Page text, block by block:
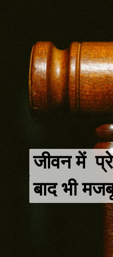
जीवन में
बाद भी
जीवन में
बाद भी